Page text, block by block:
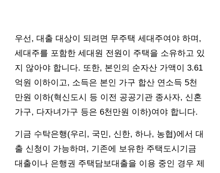
우선, 대출 대상이 되려면 무주택 세대주여야 하며,
세대주를 포함한 세대원 전원이 주택을 소유하고 있
지 않아야 합니다. 또한, 본인의 순자산 가액이 3.61
억원 이하이고, 소득은 본인 가구 합산 연소득 5천
만원 이하(혁신도시 등 이전 공공기관 종사자, 신혼
가구, 다자녀가구 등은 6천만원 이하)여야 합니다.
기금 수탁은행(우리, 국민, 신한, 하나, 농협)에서 대
출 신청이 가능하며, 기존에 보유한 주택도시기금
대출이나 은행권 주택담보대출을 이용 중인 경우 제